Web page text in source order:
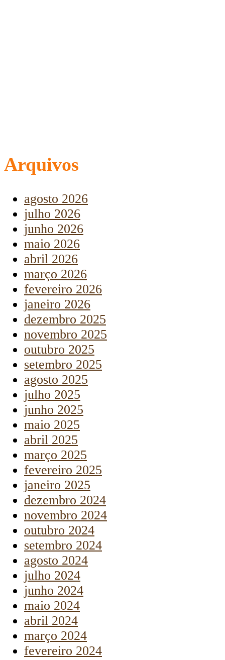
Arquivos
agosto 2026
julho 2026
junho 2026
maio 2026
abril 2026
março 2026
fevereiro 2026
janeiro 2026
dezembro 2025
novembro 2025
outubro 2025
setembro 2025
agosto 2025
julho 2025
junho 2025
maio 2025
abril 2025
março 2025
fevereiro 2025
janeiro 2025
dezembro 2024
novembro 2024
outubro 2024
setembro 2024
agosto 2024
julho 2024
junho 2024
maio 2024
abril 2024
março 2024
fevereiro 2024